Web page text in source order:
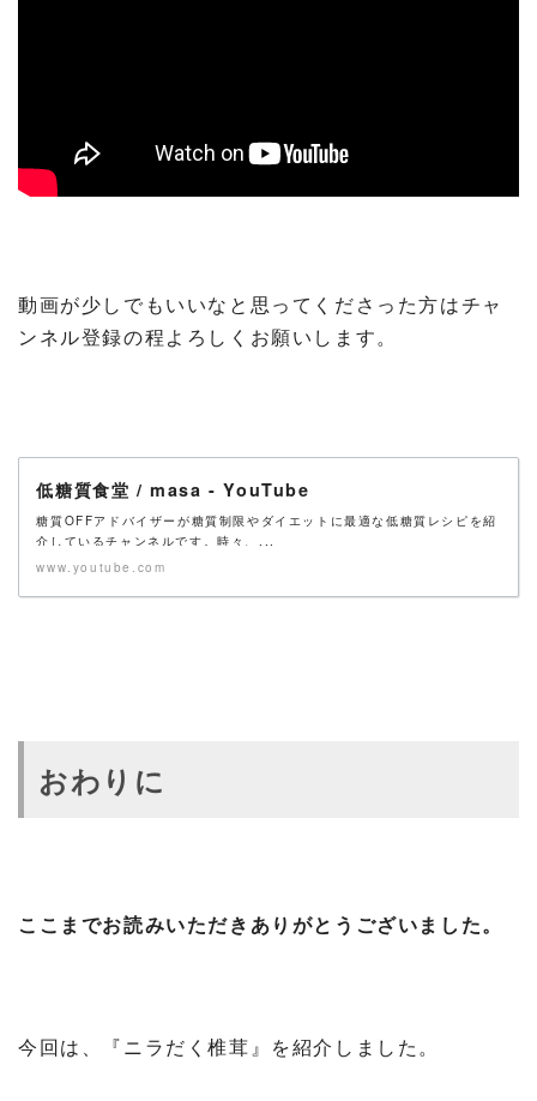
動画が少しでもいいなと思ってくださった方はチャ
ンネル登録の程よろしくお願いします。
低糖質食堂 / masa - YouTube
糖質OFFアドバイザーが糖質制限やダイエットに最適な低糖質レシピを紹
介しているチャンネルです。時々、...
www.youtube.com
おわりに
ここまでお読みいただきありがとうございました。
今回は、『ニラだく椎茸』を紹介しました。